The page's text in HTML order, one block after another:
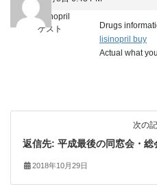
cost lisinopril
ゲスト
Drugs
lisinopril buy
Actual what
次の
返信先: 平成最後の同窓会・総
2018年10月29日